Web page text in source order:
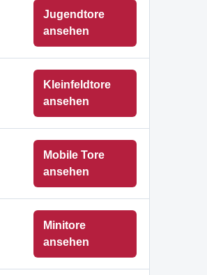
Jugendtore
ansehen
Kleinfeldtore
ansehen
Mobile Tore
ansehen
Minitore
ansehen